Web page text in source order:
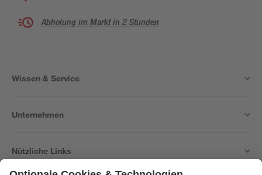
Abholung im Markt in 2 Stunden
Wissen & Service
Unternehmen
Nützliche Links